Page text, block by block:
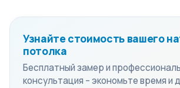
Узнайте стоимость вашего
потолка
Бесплатный замер и
консультация – экономьте время и